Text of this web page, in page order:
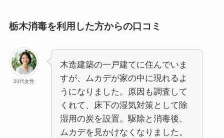
栃木消毒を利用した方からの口コミ
20代女性
木造建築の一戸建てに住んでいま
すが、ムカデが家の中に現れるよ
うになりました。原因も調査して
くれて、床下の湿気対策として除
湿用の炭を設置。駆除と消毒後、
ムカデを見かけなくなりました。